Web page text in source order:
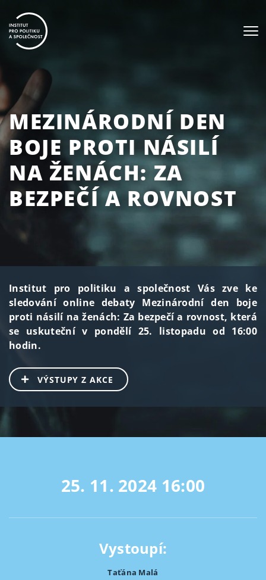
MEZINÁRODNÍ DEN
BOJE PROTI NÁSILÍ
NA ŽENÁCH: ZA
BEZPEČÍ A ROVNOST
Institut pro politiku a společnost Vás zve ke
sledování online debaty Mezinárodní den boje
proti násilí na ženách: Za bezpečí a rovnost, která
se uskuteční v pondělí 25. listopadu od 16:00
hodin.
VÝSTUPY Z AKCE
25. 11. 2024 16:00
Vystoupí:
Taťána Malá